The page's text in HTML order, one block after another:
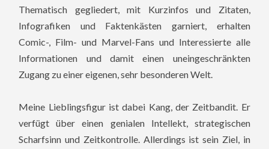
Thematisch gegliedert, mit Kurzinfos und Zitaten,
Infografiken und Faktenkästen garniert, erhalten
Comic-, Film- und Marvel-Fans und Interessierte alle
Informationen und damit einen uneingeschränkten
Zugang zu einer eigenen, sehr besonderen Welt.
Meine Lieblingsfigur ist dabei Kang, der Zeitbandit. Er
verfügt über einen genialen Intellekt, strategischen
Scharfsinn und Zeitkontrolle. Allerdings ist sein Ziel, in